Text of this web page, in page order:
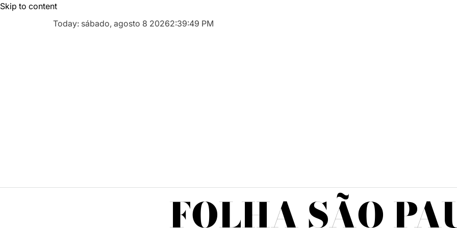
Skip to content
Today: sábado, agosto 8 20262:39:50 PM
FOLHA SÃO